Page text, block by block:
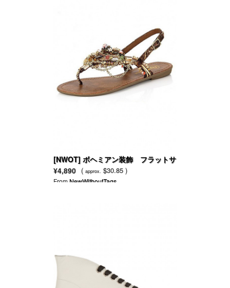
[NWOT] ボヘミアン装飾 フラットサ
ンダル
¥4,890 ( approx. $30.85 )
FromNewWithoutTags